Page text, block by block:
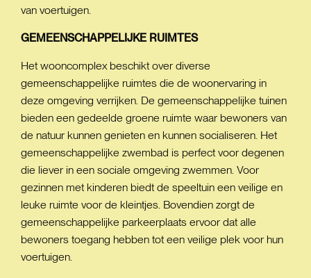
van voertuigen.
GEMEENSCHAPPELIJKE RUIMTES
Het wooncomplex beschikt over diverse
gemeenschappelijke ruimtes die de woonervaring in
deze omgeving verrijken. De gemeenschappelijke tuinen
bieden een gedeelde groene ruimte waar bewoners van
de natuur kunnen genieten en kunnen socialiseren. Het
gemeenschappelijke zwembad is perfect voor degenen
die liever in een sociale omgeving zwemmen. Voor
gezinnen met kinderen biedt de speeltuin een veilige en
leuke ruimte voor de kleintjes. Bovendien zorgt de
gemeenschappelijke parkeerplaats ervoor dat alle
bewoners toegang hebben tot een veilige plek voor hun
voertuigen.